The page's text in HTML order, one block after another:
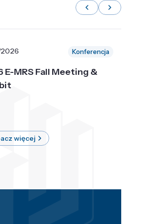
Konferencja
E-MRS Fall Meeting &
więcej